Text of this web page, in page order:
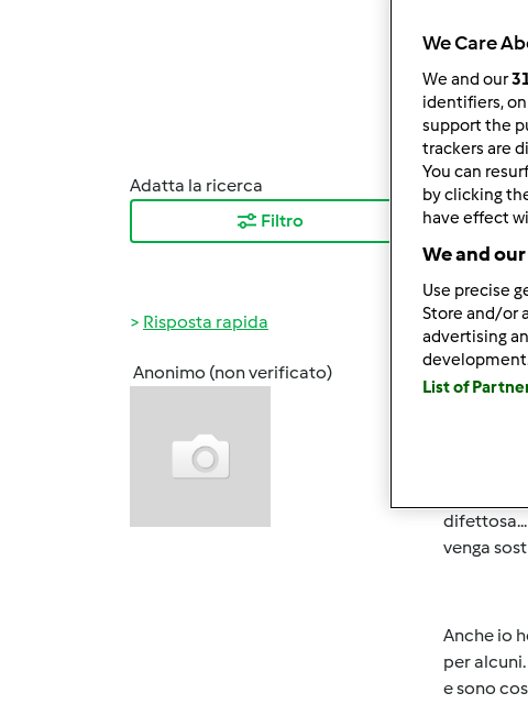
Adatta la ricerca
Filtro
Ordina
I risultati
Risposta rapida
Anonimo (non verificato)
Lun, 02/23/
Io mio è
neanche
venga
Anche io
per
e sono
We Care
We and our
identifiers,
support the
trackers are
You can
by clicking
have effect
We and
Use precise
Store and/or
advertising
List of